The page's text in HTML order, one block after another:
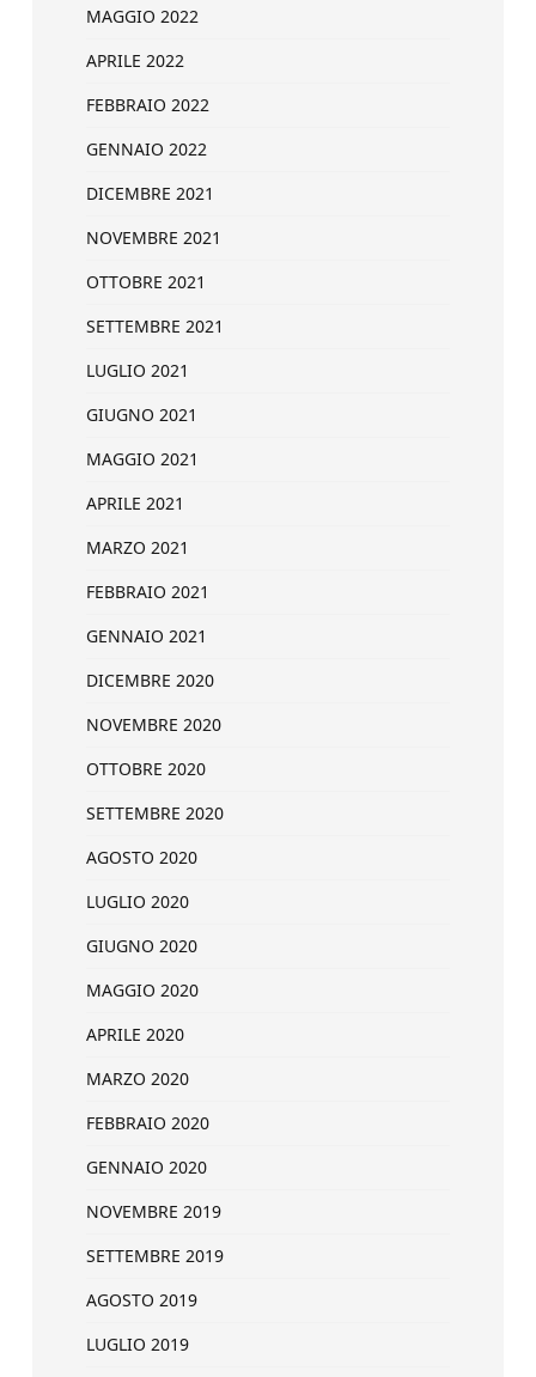
MAGGIO 2022
APRILE 2022
FEBBRAIO 2022
GENNAIO 2022
DICEMBRE 2021
NOVEMBRE 2021
OTTOBRE 2021
SETTEMBRE 2021
LUGLIO 2021
GIUGNO 2021
MAGGIO 2021
APRILE 2021
MARZO 2021
FEBBRAIO 2021
GENNAIO 2021
DICEMBRE 2020
NOVEMBRE 2020
OTTOBRE 2020
SETTEMBRE 2020
AGOSTO 2020
LUGLIO 2020
GIUGNO 2020
MAGGIO 2020
APRILE 2020
MARZO 2020
FEBBRAIO 2020
GENNAIO 2020
NOVEMBRE 2019
SETTEMBRE 2019
AGOSTO 2019
LUGLIO 2019